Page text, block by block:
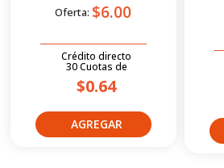
Oferta: $6.00
Crédito directo
30Cuotas de
$0.64